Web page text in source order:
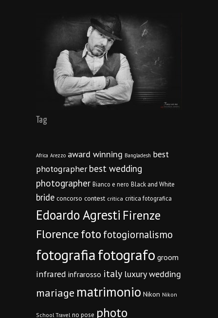
Tag
Africa Arezzo award winning Bangladesh best
photographer best wedding
photographer Bianco e nero Black and White
bride concorso contest critica critica fotografica
Edoardo Agresti Firenze
Florencefoto fotogiornalismo
fotografiafotografo groom
infrared infrarosso italy luxury wedding
mariage matrimonio Nikon Nikon
School Travel no pose photo